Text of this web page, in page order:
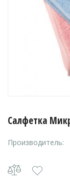
Салфетка
Производитель: